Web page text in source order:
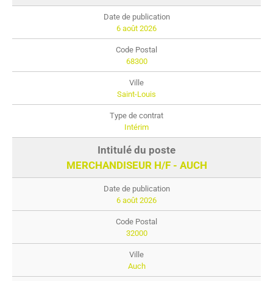
6 août 2026
68300
Saint-Louis
Intérim
MERCHANDISEUR H/F - AUCH
6 août 2026
32000
Auch